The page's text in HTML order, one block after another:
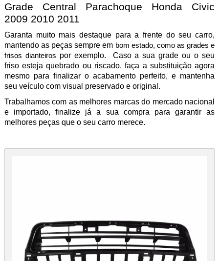
Grade Central Parachoque Honda Civic
2009 2010 2011
Garanta muito mais destaque para a frente do seu carro,
mantendo as peças sempre em bom estado, como as grades e
frisos dianteiros por exemplo. Caso a sua grade ou o seu
friso esteja quebrado ou riscado, faça a substituição agora
mesmopara finalizar o acabamento perfeito, e mantenha
seu veículo com visual preservado e original.
Trabalhamos com as melhores marcas do mercado nacional
e importado, finalize já a sua compra para garantir as
melhores peças que o seu carro merece.